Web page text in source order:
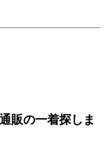
販の一着探しま